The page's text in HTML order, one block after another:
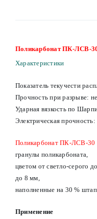
Поликарбонат ПК-ЛСВ-
Характеристики
Показатель текучести
Прочность при разрыве:
Ударная вязкость по
Электрическая
Поликарбонат ПК-ЛСВ-30
гранулы поликарбоната,
цветом от светло-серого
до 8 мм,
наполненные на 30 %
Применение